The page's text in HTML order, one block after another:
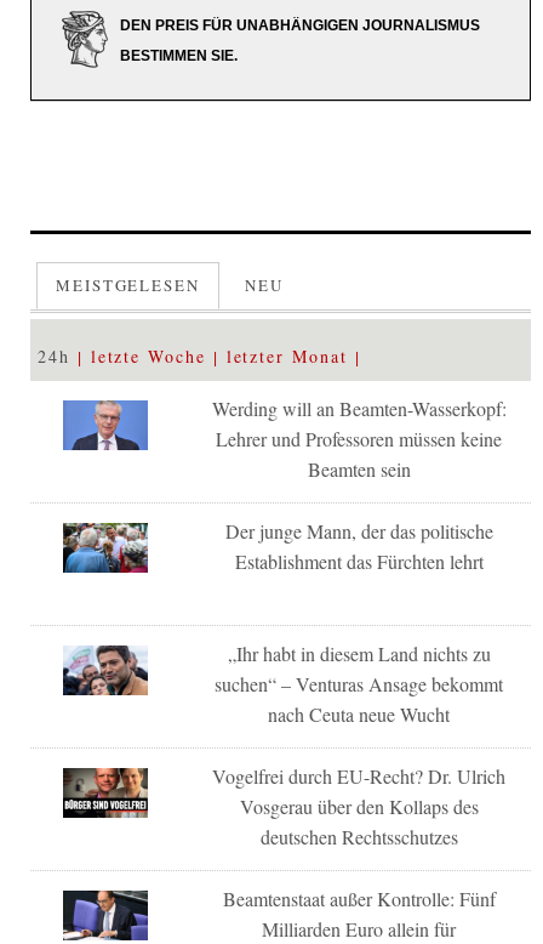
DEN PREIS FÜR UNABHÄNGIGEN JOURNALISMUS
BESTIMMEN SIE.
MEISTGELESEN NEU
24h letzte Woche letzter Monat
Werding will an Beamten-Wasserkopf:
Lehrer und Professoren müssen keine
Beamten sein
Der junge Mann, der das politische
Establishment das Fürchten lehrt
„Ihr habt in diesem Land nichts zu
suchen“ – Venturas Ansage bekommt
nach Ceuta neue Wucht
Vogelfrei durch EU-Recht? Dr. Ulrich
Vosgerau über den Kollaps des
deutschen Rechtsschutzes
Beamtenstaat außer Kontrolle: Fünf
Milliarden Euro allein für